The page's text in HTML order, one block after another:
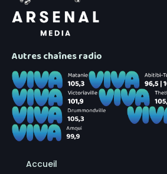
Autres chaînes radio
Accueil